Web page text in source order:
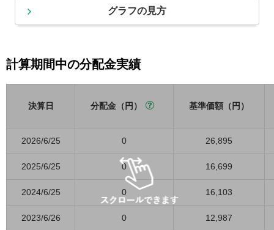
グラフの見方
計算期間中の分配金実績
決算日 分配金（円） 基準価額（円）
2026/6/25 0 26,895
2025/6/25 0 16,699
2024/6/25 0 16,103
2023/6/26 0 12,987